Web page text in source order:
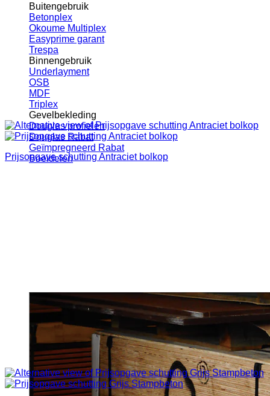
Buitengebruik
Betonplex
Okoume Multiplex
Easyprime garant
Trespa
Binnengebruik
Underlayment
OSB
MDF
Triplex
Gevelbekleding
Douglas profielen
Douglas Rabat
Geïmpregneerd Rabat
Boeidelen
Prijsopgave schutting Antraciet bolkop